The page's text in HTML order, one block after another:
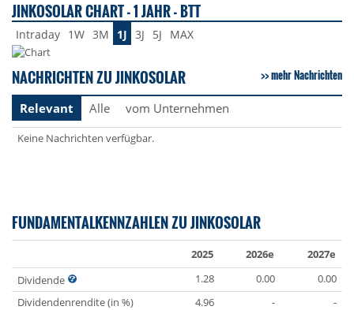
JINKOSOLAR CHART - 1 JAHR - BTT
Intraday 1W 3M 1J 3J 5J MAX
NACHRICHTEN ZU JINKOSOLAR mehr Nachrichten
Relevant Alle vom Unternehmen
Keine Nachrichten verfügbar.
FUNDAMENTALKENNZAHLEN ZU JINKOSOLAR
2025 2026e
2027e
Dividende
1.28 0.00
0.00
Dividendenrendite (in %)
4.96 -
-